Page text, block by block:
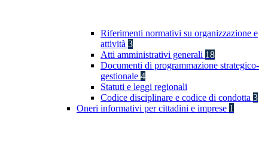
Riferimenti normativi su organizzazione e
attività 3
Atti amministrativi generali 18
Documenti di programmazione strategico-
gestionale 4
Statuti e leggi regionali
Codice disciplinare e codice di condotta 3
Oneri informativi per cittadini e imprese 1